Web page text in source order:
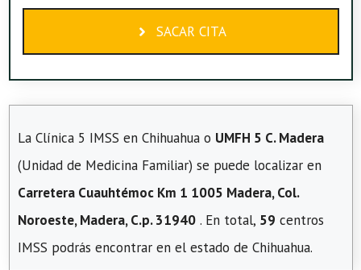
SACAR CITA
La Clínica 5 IMSS en Chihuahua o UMFH 5 C. Madera
(Unidad de Medicina Familiar) se puede localizar en
Carretera Cuauhtémoc Km 1 1005 Madera, Col.
Noroeste, Madera, C.p. 31940 . En total, 59 centros
IMSS podrás encontrar en el estado de Chihuahua.